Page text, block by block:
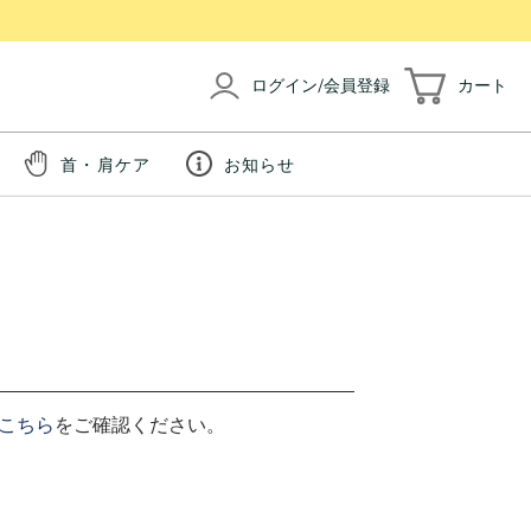
ログイン/会員登録 カート
首・肩ケア お知らせ
ちら をご確認ください。